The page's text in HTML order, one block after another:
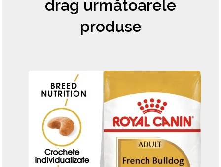
drag următoarele
produse